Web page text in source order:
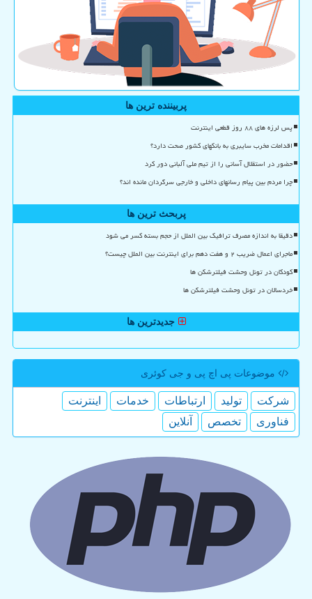
پربیننده ترین ها
پس لرزه های ۸۸ روز قطعی اینترنت
اقدامات مخرب سایبری به بانکهای کشور صحت دارد؟
حضور در استقلال آسانی را از تیم ملی آلبانی دور کرد
چرا مردم بین پیام رسانهای داخلی و خارجی سرگردان مانده اند؟
پربحث ترین ها
دقیقا به اندازه مصرف ترافیک بین الملل از حجم بسته کسر می شود
ماجرای اعمال ضریب ۲ و هفت دهم برای اینترنت بین الملل چیست؟
کودکان در تونل وحشت فیلترشکن ها
خردسالان در تونل وحشت فیلترشکن ها
جدیدترین ها
موضوعات پی اچ پی و جی كوئری
شركت تولید ارتباطات خدمات
اینترنت
فناوری
تخصص آنلاین